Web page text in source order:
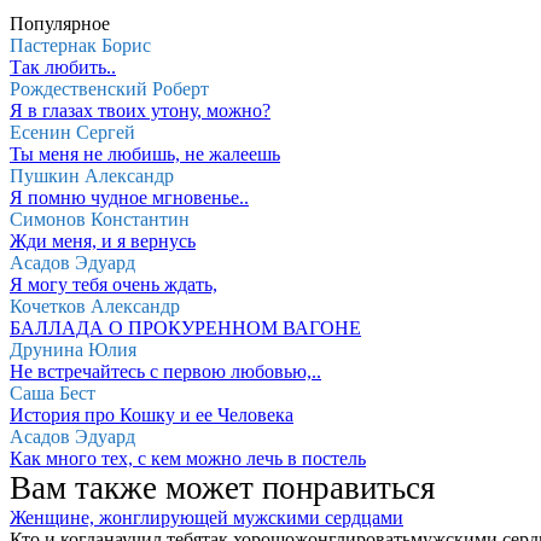
Популярное
Пастернак Борис
Так любить..
Рождественский Роберт
Я в глазах твоих утону, можно?
Есенин Сергей
Ты меня не любишь, не жалеешь
Пушкин Александр
Я помню чудное мгновенье..
Симонов Константин
Жди меня, и я вернусь
Асадов Эдуард
Я могу тебя очень ждать,
Кочетков Александр
БАЛЛАДА О ПРОКУРЕННОМ ВАГОНЕ
Друнина Юлия
Не встречайтесь с первою любовью,..
Саша Бест
История про Кошку и ее Человека
Асадов Эдуард
Как много тех, с кем можно лечь в постель
Вам также может понравиться
Женщине, жонглирующей мужскими сердцами